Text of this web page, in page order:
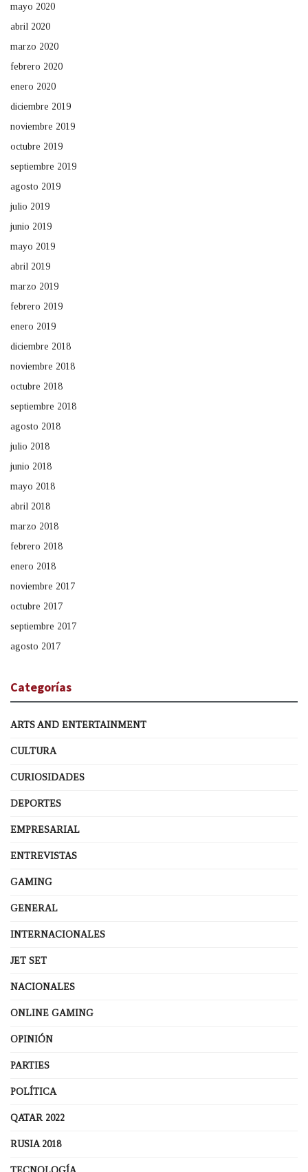
mayo 2020
abril 2020
marzo 2020
febrero 2020
enero 2020
diciembre 2019
noviembre 2019
octubre 2019
septiembre 2019
agosto 2019
julio 2019
junio 2019
mayo 2019
abril 2019
marzo 2019
febrero 2019
enero 2019
diciembre 2018
noviembre 2018
octubre 2018
septiembre 2018
agosto 2018
julio 2018
junio 2018
mayo 2018
abril 2018
marzo 2018
febrero 2018
enero 2018
noviembre 2017
octubre 2017
septiembre 2017
agosto 2017
Categorías
ARTS AND ENTERTAINMENT
CULTURA
CURIOSIDADES
DEPORTES
EMPRESARIAL
ENTREVISTAS
GAMING
GENERAL
INTERNACIONALES
JET SET
NACIONALES
ONLINE GAMING
OPINIÓN
PARTIES
POLÍTICA
QATAR 2022
RUSIA 2018